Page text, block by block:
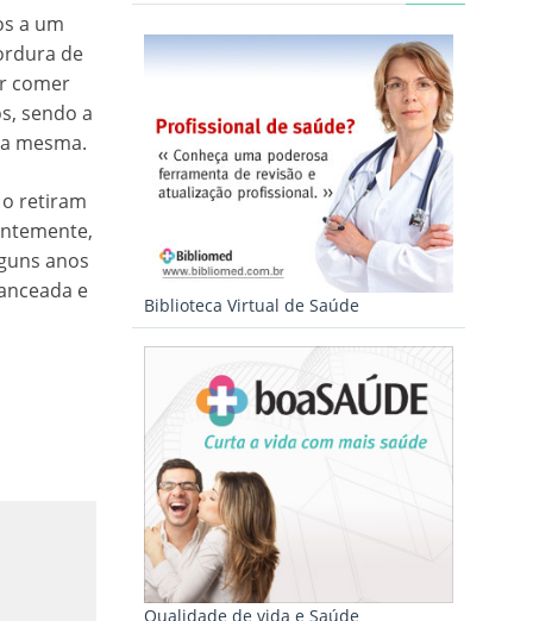
a um
de
comer
sendo a
mesma.
retiram
anos
e
Biblioteca Virtual de Saúde
Qualidade de vida e Saúde